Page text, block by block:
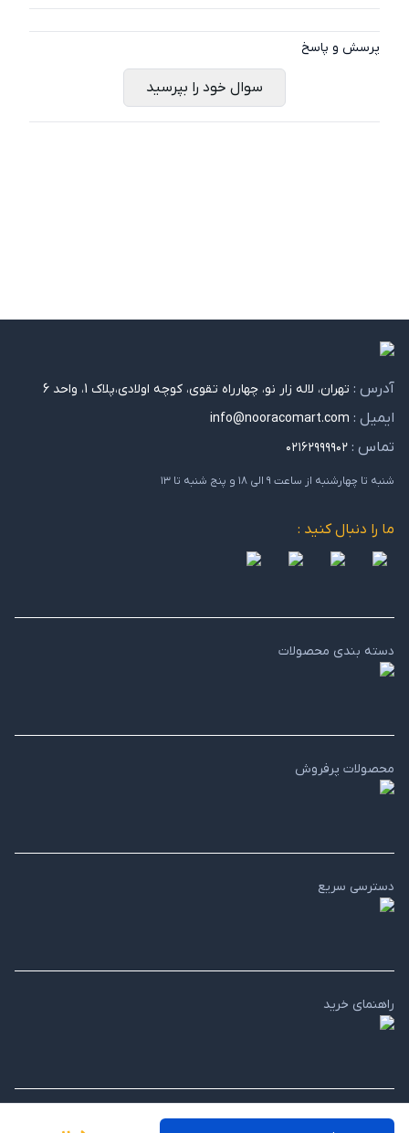
پرسش و پاسخ
سوال خود را بپرسید
آدرس : تهران، لاله زار نو، چهارراه تقوی، کوچه اولادی،پلاک 1، واحد 6
ایمیل : info@nooracomart.com
تماس : ۰۲۱۶۲۹۹۹۹۰۲
شنبه تا چهارشنبه از ساعت ۹ الی ۱۸ و پنج شنبه تا ۱۳
ما را دنبال کنید :
دسته بندی محصولات
محصولات پرفروش
دسترسی سریع
راهنمای خرید